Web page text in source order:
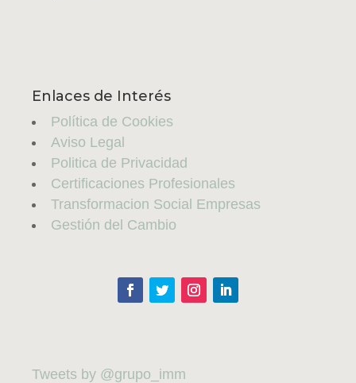
Enlaces de Interés
Política de Cookies
Aviso Legal
Politica de Privacidad
Certificaciones Profesionales
Transformacion Social Empresas
Gestión del Cambio
Tweets by @grupo_imm